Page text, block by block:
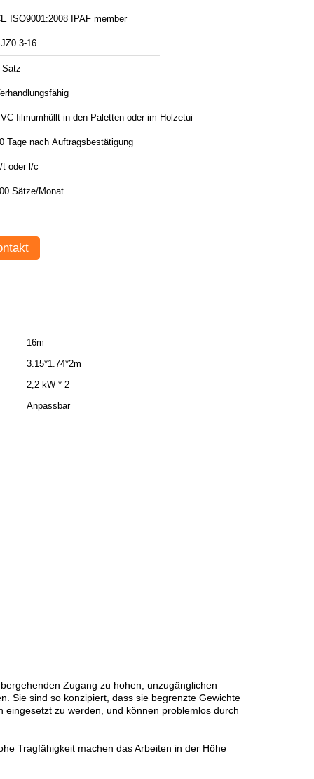
CE ISO9001:2008 IPAF member
16
Satz
filmumhüllt in den Paletten oder im Holzetui
Tage nach Auftragsbestätigung
t oder l/c
Sätze/Monat
16m
3.15*1.74*2m
2,2 kW * 2
Anpassbar
Zugang zu hohen, unzugänglichen
Sie sind so konzipiert, dass sie begrenzte Gewichte
zu werden, und können problemlos durch
Tragfähigkeit machen das Arbeiten in der Höhe